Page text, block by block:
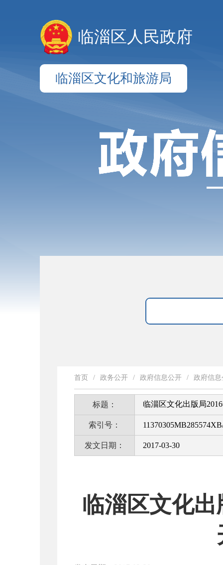
临淄区人民政府
临淄区文化和旅游局
首页 / 政务公开 / 政府信息公开 / 政府信
标题： 临淄区文化出版局
索引号：
发文日期： 2017-03-30
临淄区文化